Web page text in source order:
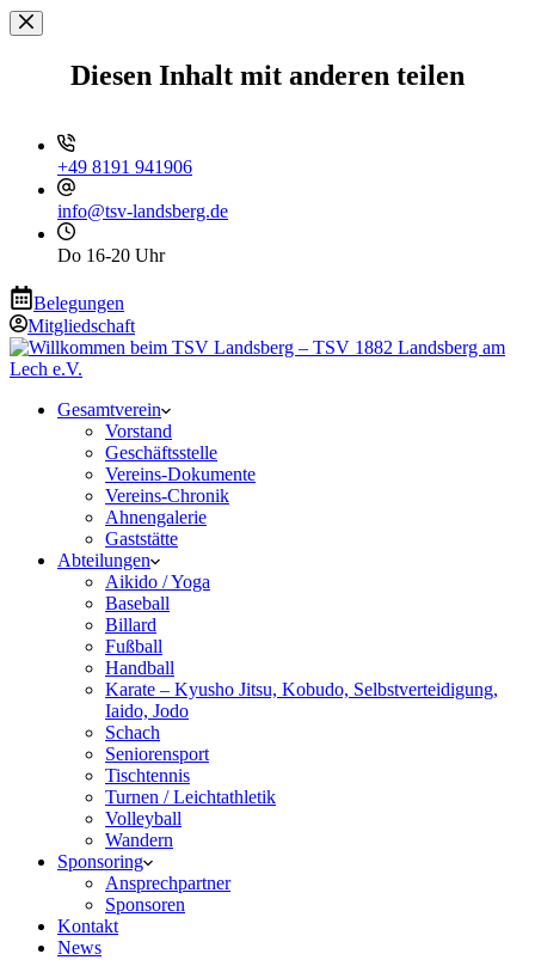
Diesen Inhalt mit anderen teilen
+49 8191 941906
info@tsv-landsberg.de
Do 16-20 Uhr
Belegungen
Mitgliedschaft
Gesamtverein
Vorstand
Geschäftsstelle
Vereins-Dokumente
Vereins-Chronik
Ahnengalerie
Gaststätte
Abteilungen
Aikido / Yoga
Baseball
Billard
Fußball
Handball
Karate – Kyusho Jitsu, Kobudo, Selbstverteidigung,
Iaido, Jodo
Schach
Seniorensport
Tischtennis
Turnen / Leichtathletik
Volleyball
Wandern
Sponsoring
Ansprechpartner
Sponsoren
Kontakt
News